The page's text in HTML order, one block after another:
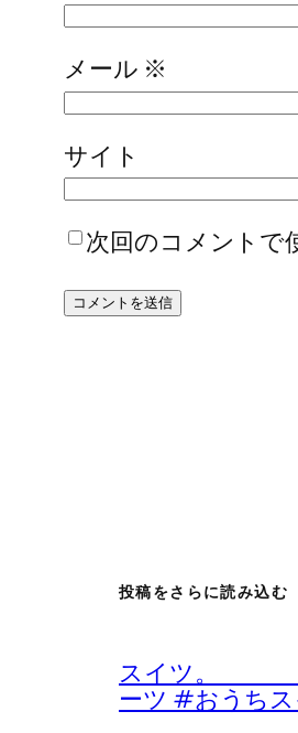
メール ※
サイト
次回のコメントで
投稿をさらに読み込む
スイツ。 #
ーツ #おうち